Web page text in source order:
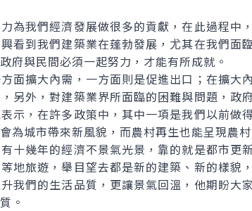
我們經濟發展做很多的貢獻，在此過程中
看到我們建築業在蓬勃發展，尤其在我們面
府與民間必須一起努力，才能有所成就。
擴大內需，一方面則是促進出口；在擴大
另外，對建築業界所面臨的困難與問題，政
示，在許多政策中，其中一項是我們以前做
為城市帶來新風貌，而農村再生也能呈現農村
幾年的經濟不景氣光景，靠的就是都市更
地旅遊，舉目望去都是新的建築、新的樣貌
我們的生活品質，更讓景氣回溫，他期盼大
。